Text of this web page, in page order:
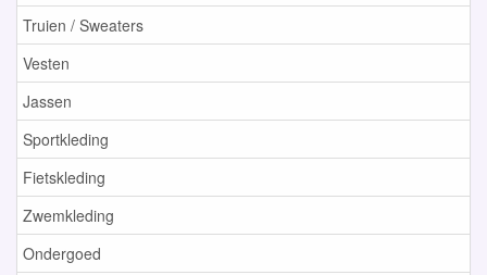
Truien / Sweaters
Vesten
Jassen
Sportkleding
Fietskleding
Zwemkleding
Ondergoed